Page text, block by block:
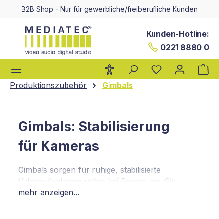
springen
B2B Shop - Nur für gewerbliche/freiberufliche Kunden
Kunden-Hotline:
0221 8880 0
Produktionszubehör
Gimbals
Gimbals: Stabilisierung
für Kameras
Gimbals sorgen für ruhige, stabilisierte
Videoaufnahmen selbst bei Bewegung. Sie
sind die ideale Lösung für professionelle
Filmproduktionen, Content Creation, Events
mehr anzeigen...